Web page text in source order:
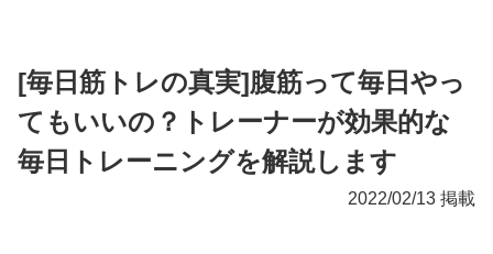
[毎日筋トレの真実]腹筋って毎日やっ
てもいいの？トレーナーが効果的な
毎日トレーニングを解説します
2022/02/13 掲載